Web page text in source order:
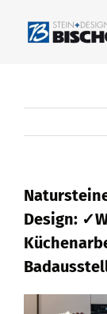
Inhalt
Design:
Erfahren